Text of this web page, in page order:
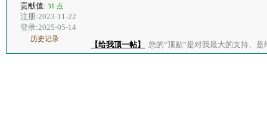
贡献值: 31 点
注册:2023-11-22
登录:2025-05-14
历史记录
【给我顶一帖】 您的“顶贴”是对我最大的支持、